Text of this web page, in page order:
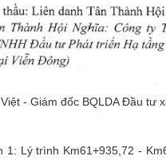
- Giám đốc BQLDA Đầu
1: Lý trình Km61+935,72 -